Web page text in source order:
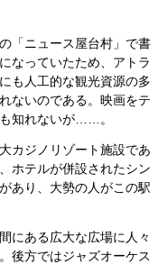
「ニュース屋台村」で書
なっていたため、アトラ
も人工的な観光資源の多
ないのである。映画をテ
知れないが……。
カジノリゾート施設であ
ホテルが併設されたシン
あり、大勢の人がこの駅
にある広大な広場に人々
後方ではジャズオーケス